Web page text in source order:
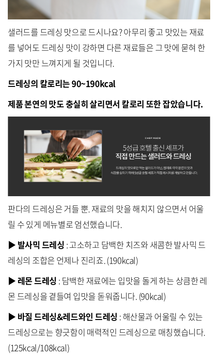
샐러드를 드레싱 맛으로 드시나요? 아무리 좋고 맛있는 재료
를 넣어도 드레싱 맛이 강하면 다른 재료들은 그 맛에 묻혀 한
가지 맛만 느껴지게 될 것입니다.
드레싱의 칼로리는 90~190kcal
제품 본연의 맛도 충실히 살리면서 칼로리 또한 잡았습니다.
판다의 드레싱은 거들 뿐. 재료의 맛을 해치지 않으면서 어울
릴 수 있게 메뉴별로 엄선했습니다.
▶ 발사믹 드레싱 : 고소하고 담백한 치즈와 새콤한 발사믹 드
레싱의 조합은 언제나 진리죠. (190kcal)
▶ 레몬 드레싱 : 담백한 재료에는 입맛을 돌게 하는 상큼한 레
몬 드레싱을 곁들여 입맛을 돋워줍니다. (90kcal)
▶ 바질 드레싱&레드와인 드레싱 : 해산물과 어울릴 수 있는
드레싱으로는 향긋함이 매력적인 드레싱으로 매칭했습니다.
(125kcal/108kcal)